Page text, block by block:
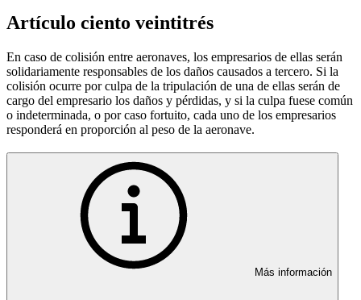
Artículo ciento veintitrés
En caso de colisión entre aeronaves, los empresarios de ellas serán
solidariamente responsables de los daños causados a tercero. Si la
colisión ocurre por culpa de la tripulación de una de ellas serán de
cargo del empresario los daños y pérdidas, y si la culpa fuese común
o indeterminada, o por caso fortuito, cada uno de los empresarios
responderá en proporción al peso de la aeronave.
Más información